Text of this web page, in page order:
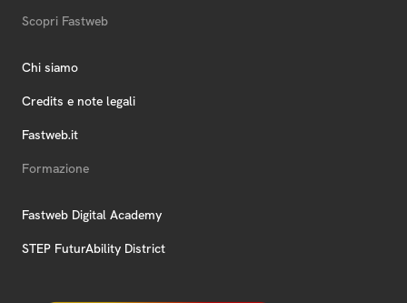
Scopri Fastweb
Chi siamo
Credits e note legali
Fastweb.it
Formazione
Fastweb Digital Academy
STEP FuturAbility District